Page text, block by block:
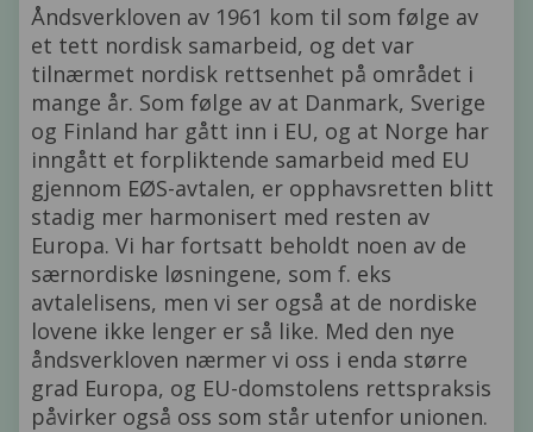
Åndsverkloven av 1961 kom til som følge av
et tett nordisk samarbeid, og det var
tilnærmet nordisk rettsenhet på området i
mange år. Som følge av at Danmark, Sverige
og Finland har gått inn i EU, og at Norge har
inngått et forpliktende samarbeid med EU
gjennom EØS-avtalen, er opphavsretten blitt
stadig mer harmonisert med resten av
Europa. Vi har fortsatt beholdt noen av de
særnordiske løsningene, som f. eks
avtalelisens, men vi ser også at de nordiske
lovene ikke lenger er så like. Med den nye
åndsverkloven nærmer vi oss i enda større
grad Europa, og EU-domstolens rettspraksis
påvirker også oss som står utenfor unionen.